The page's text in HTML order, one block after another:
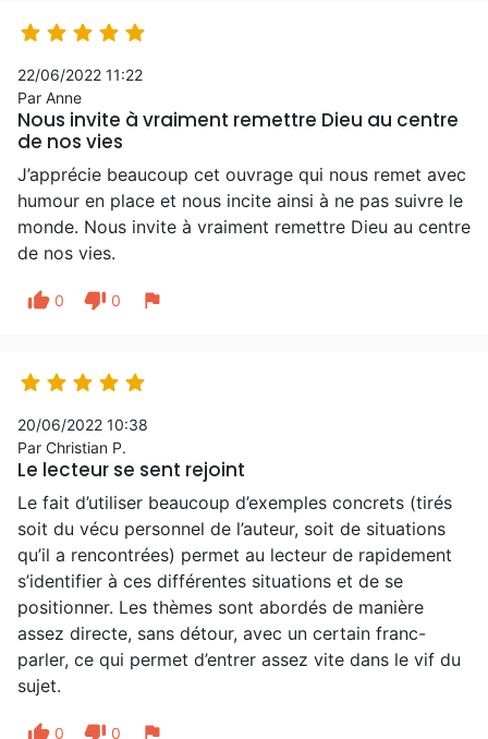
    
22/06/2022 11:22
Par Anne
Nous invite à vraiment remettre Dieu au centre
de nos vies
J’apprécie beaucoup cet ouvrage qui nous remet avec
humour en place et nous incite ainsi à ne pas suivre le
monde. Nous invite à vraiment remettre Dieu au centre
de nos vies.
thumb_up 0 thumb_down 0 flag
    
20/06/2022 10:38
Par Christian P.
Le lecteur se sent rejoint
Le fait d’utiliser beaucoup d’exemples concrets (tirés
soit du vécu personnel de l’auteur, soit de situations
qu’il a rencontrées) permet au lecteur de rapidement
s’identifier à ces différentes situations et de se
positionner. Les thèmes sont abordés de manière
assez directe, sans détour, avec un certain franc-
parler, ce qui permet d’entrer assez vite dans le vif du
sujet.
thumb_up 0 thumb_down 0 flag